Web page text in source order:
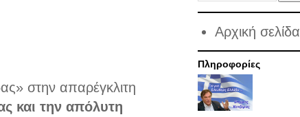
στην απαρέγκλιτη
και την απόλυτη
Αρχική σελίδα
Πληροφορίες